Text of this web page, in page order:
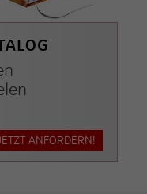
ANFORDERN!